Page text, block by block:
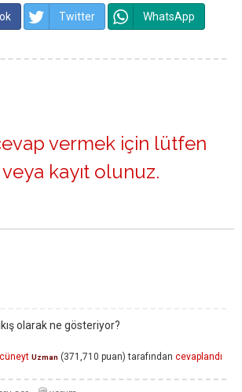
Twitter WhatsApp
vermek için lütfen
veya kayıt olunuz.
olarak ne gösteriyor?
cüneyt Uzman (371,710 puan) tarafından cevaplandı